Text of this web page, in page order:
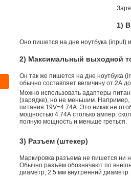
1)
Оно пишется на дне ноутбука (input)
2) Максимальный выходной
Он так же пишется на дне ноутбука
обычно составляет величину от 2А
Можно использовать адаптеры
(зарядке), но не меньшим. Например,
питания 19V=4.74A. Это никак не
мощностью 4.74А столько ампер,
полную мощность и меньше греться.
3) Разъем (штекер)
Маркировка разъема не пишется ни
Обычно разъем обозначают по
диаметр, 2.5 мм внутренний диаметр.